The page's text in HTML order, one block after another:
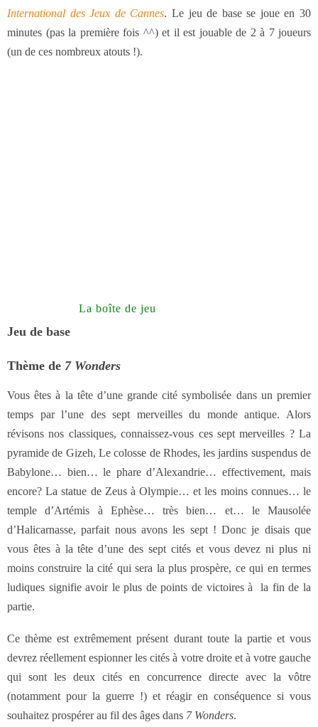
International des Jeux de Cannes. Le jeu de base se joue en 30
minutes (pas la première fois ^^) et il est jouable de 2 à 7 joueurs
(un de ces nombreux atouts !).
La boîte de jeu
Jeu de base
Thème de 7 Wonders
Vous êtes à la tête d’une grande cité symbolisée dans un premier
temps par l’une des sept merveilles du monde antique. Alors
révisons nos classiques, connaissez-vous ces sept merveilles ? La
pyramide de Gizeh, Le colosse de Rhodes, les jardins suspendus de
Babylone… bien… le phare d’Alexandrie… effectivement, mais
encore? La statue de Zeus à Olympie… et les moins connues… le
temple d’Artémis à Ephèse… très bien… et… le Mausolée
d’Halicarnasse, parfait nous avons les sept ! Donc je disais que
vous êtes à la tête d’une des sept cités et vous devez ni plus ni
moins construire la cité qui sera la plus prospère, ce qui en termes
ludiques signifie avoir le plus de points de victoires à la fin de la
partie.
Ce thème est extrêmement présent durant toute la partie et vous
devrez réellement espionner les cités à votre droite et à votre gauche
qui sont les deux cités en concurrence directe avec la vôtre
(notamment pour la guerre !) et réagir en conséquence si vous
souhaitez prospérer au fil des âges dans 7 Wonders.